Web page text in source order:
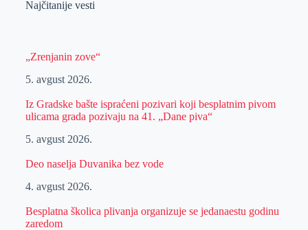
Najčitanije vesti
„Zrenjanin zove“
5. avgust 2026.
Iz Gradske bašte ispraćeni pozivari koji besplatnim pivom
ulicama grada pozivaju na 41. „Dane piva“
5. avgust 2026.
Deo naselja Duvanika bez vode
4. avgust 2026.
Besplatna školica plivanja organizuje se jedanaestu godinu
zaredom